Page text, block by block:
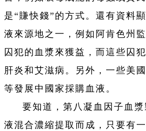
是“賺快錢”的方式。還有資料
液來源地之一，例如阿肯色州
囚犯的血漿來獲益，而這些囚
肝炎和艾滋病。另外，一些美
等發展中國家採購血液。
要知道，第八凝血因子血
液混合濃縮提取而成，只要有